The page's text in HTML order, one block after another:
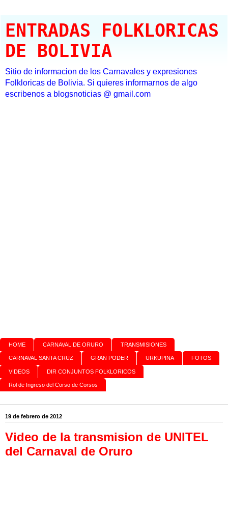
ENTRADAS FOLKLORICAS
DE BOLIVIA
Sitio de informacion de los Carnavales y expresiones
Folkloricas de Bolivia. Si quieres informarnos de algo
escribenos a blogsnoticias @ gmail.com
HOME CARNAVAL DE ORURO TRANSMISIONES
CARNAVAL SANTA CRUZ GRAN PODER URKUPINA FOTOS
VIDEOS DIR CONJUNTOS FOLKLORICOS
Rol de Ingreso del Corso de Corsos
19 de febrero de 2012
Video de la transmision de UNITEL
del Carnaval de Oruro